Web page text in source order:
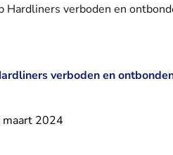
Hardliners verboden en
verboden en
maart 2024